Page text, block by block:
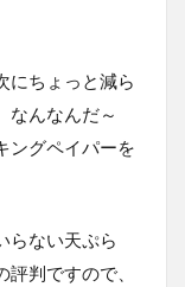
にちょっと減ら
なんなんだ～
ングペイパーを
らない天ぷら
判ですので、